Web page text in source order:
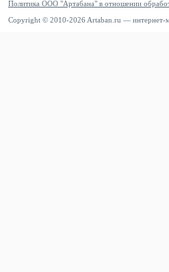
Политика ООО "Артабана" в отношении
Copyright © 2010-2026 Artaban.ru — интернет-